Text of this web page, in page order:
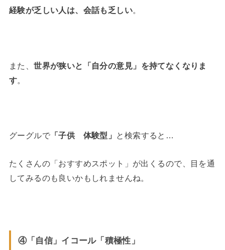
経験が乏しい人は、会話も乏しい。
また、世界が狭いと
「自分の意見」を持てなくなりま
す。
グーグルで「子供 体験型」 と検索すると…
たくさんの「おすすめスポット」が出くるので、目を通
してみるのも良いかもしれませんね。
④「自信」イコール「積極性」